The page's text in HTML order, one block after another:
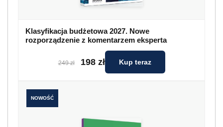
Klasyfikacja budżetowa 2027. Nowe
rozporządzenie z komentarzem eksperta
249 zł 198 zł Kup teraz
NOWOŚĆ